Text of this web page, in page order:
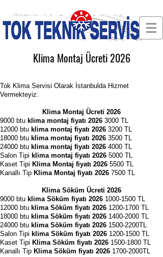
🛠 Türkiye'nin En Güvenilir Servisi
Klima Montaj Ücreti 2026
Tok Klima Servisi Olarak İstanbulda Hizmet
Vermekteyiz.
Klima Montaj Ücreti 2026
9000 btu klima montaj fiyatı 2026 3000 TL
12000 btu klima montaj fiyatı 2026 3200 TL
18000 btu klima montaj fiyatı 2026 3500 TL
24000 btu klima montaj fiyatı 2026 4000 TL
Salon Tipi klima montaj fiyatı 2026 5000 TL
Kaset Tipi Klima Montaj fiyatı 2026 5500 TL
Kanallı Tip Klima Montaj fiyatı 2026 7500 TL
Klima Söküm Ücreti 2026
9000 btu klima Söküm fiyatı 2026 1000-1500 TL
12000 btu klima Söküm fiyatı 2026 1200-1700 TL
18000 btu klima Söküm fiyatı 2026 1400-2000 TL
24000 btu klima Söküm fiyatı 2026 1500-2200TL
Salon Tipi klima Söküm fiyatı 2026 1200-1500 TL
Kaset Tipi Klima Söküm fiyatı 2026 1500-1800 TL
Kanallı Tip Klima Söküm fiyatı 2026 1700-2000TL